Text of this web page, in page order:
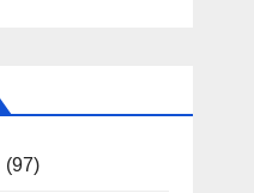
(97)